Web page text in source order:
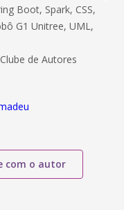
Boot, Spark, CSS,
G1 Unitree, UML,
de Autores
com o autor